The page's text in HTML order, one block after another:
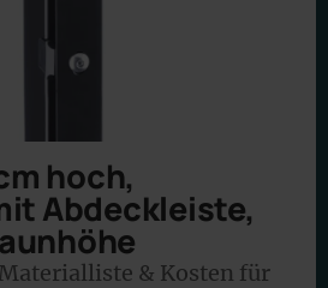
hoch,
Abdeckleiste,
& Kosten für